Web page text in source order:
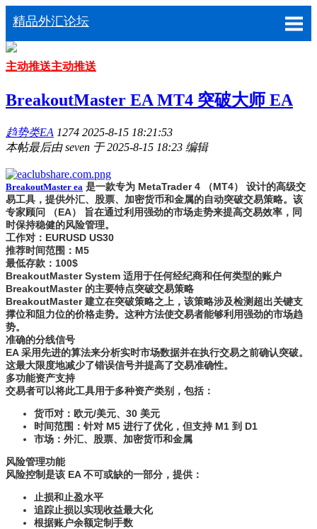
精品外汇论坛
主动推送主动推送
BreakoutMaster EA MT4 突破大师 EA
趋势类EA 1274 2025-8-15 18:21:53
本帖最后由 seven 于 2025-8-15 18:23 编辑
BreakoutMaster ea 是一款专为 MetaTrader 4 （MT4） 设计的高级交
易工具，提供外汇、股票、加密货币和金属的自动突破交易策略。该
专家顾问 （EA） 旨在通过利用强劲的市场走势来提高交易效率，同
时保持稳健的风险管理。
工作对：EURUSD US30
推荐时间范围：M5
最低存款：100$
BreakoutMaster System 适用于任何经纪商和任何类型的账户
BreakoutMaster 的主要特点突破交易策略
BreakoutMaster 建立在突破策略之上，该策略涉及检测超出关键支
撑位和阻力位的价格走势。这种方法使交易者能够利用强劲的市场趋
势。
准确的分线信号
EA 采用先进的算法来分析实时市场数据并在执行交易之前确认突破。
这最大限度地减少了错误信号并提高了交易准确性。
多功能资产支持
交易者可以将此工具用于多种资产类别，包括：
货币对：欧元/美元、30 美元
时间范围：针对 M5 进行了优化，但支持 M1 到 D1
市场：外汇、股票、加密货币和金属
风险管理功能
风险控制是该 EA 不可或缺的一部分，提供：
止损和止盈水平
追踪止损以实现收益最大化
根据账户余额定制手数